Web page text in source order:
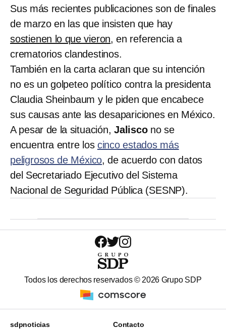
Sus más recientes publicaciones son de finales
de marzo en las que insisten que hay
sostienen lo que vieron, en referencia a
crematorios clandestinos.
También en la carta aclaran que su intención
no es un golpeteo político contra la presidenta
Claudia Sheinbaum y le piden que encabece
sus causas ante las desapariciones en México.
A pesar de la situación, Jaliscono se
encuentra entre los cinco estados más
peligrosos de México, de acuerdo con datos
del Secretariado Ejecutivo del Sistema
Nacional de Seguridad Pública (SESNP).
Todos los derechos reservados © 2026 Grupo SDP
sdpnoticias Contacto